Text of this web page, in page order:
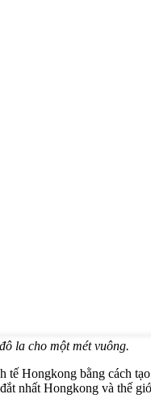
la cho một mét vuông.
Hongkong bằng cách
nhất Hongkong và thế